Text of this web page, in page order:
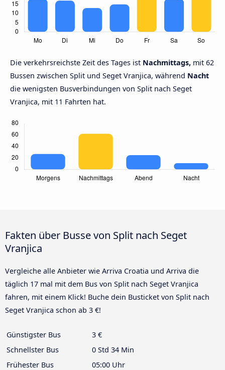
Die verkehrsreichste Zeit des Tages ist Nachmittags, mit 62
Bussen zwischen Split und Seget Vranjica, während Nacht
die wenigsten Busverbindungen von Split nach Seget
Vranjica, mit 11 Fahrten hat.
Fakten über Busse von Split nach Seget
Vranjica
Vergleiche alle Anbieter wie Arriva Croatia und Arriva die
täglich 17 mal mit dem Bus von Split nach Seget Vranjica
fahren, mit einem Klick! Buche dein Busticket von Split nach
Seget Vranjica schon ab 3 €!
Günstigster Bus
3 €
Schnellster Bus
0 Std 34 Min
Frühester Bus
05:00 Uhr